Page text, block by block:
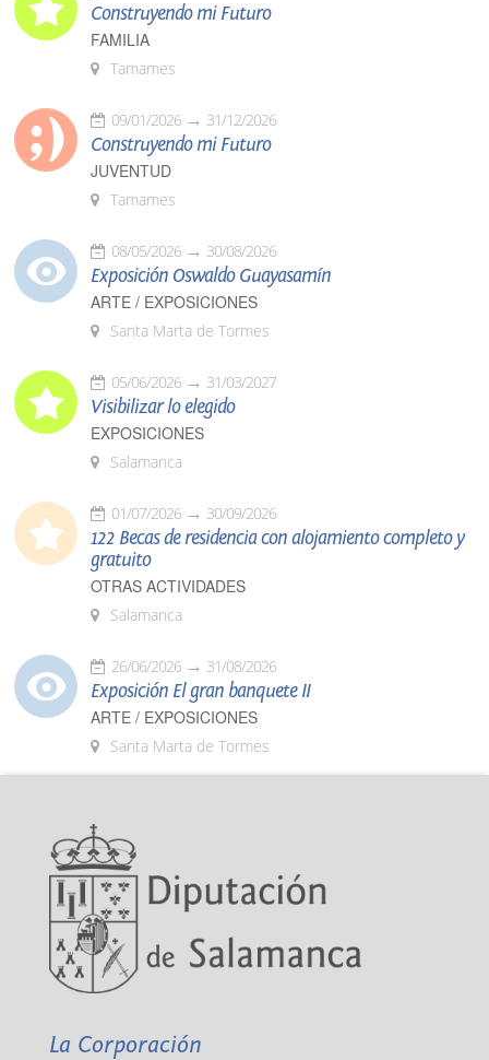
Construyendo mi Futuro
FAMILIA
Tamames
09/01/2026 31/12/2026
Construyendo mi Futuro
JUVENTUD
Tamames
08/05/2026 30/08/2026
Exposición Oswaldo Guayasamín
ARTE / EXPOSICIONES
Santa Marta de Tormes
05/06/2026 31/03/2027
Visibilizar lo elegido
EXPOSICIONES
Salamanca
01/07/2026 30/09/2026
122 Becas de residencia con alojamiento completo y
gratuito
OTRAS ACTIVIDADES
Salamanca
26/06/2026 31/08/2026
Exposición El gran banquete II
ARTE / EXPOSICIONES
Santa Marta de Tormes
La Corporación